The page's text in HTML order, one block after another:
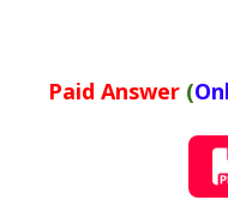
Paid Answer (